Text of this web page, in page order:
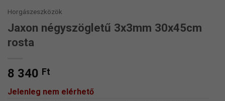
Horgászeszközök
Jaxon négyszögletű 3x3mm 30x45cm
rosta
8 340 Ft
Jelenleg nem elérhető